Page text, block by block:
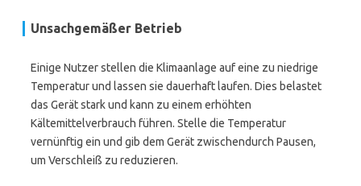
Unsachgemäßer Betrieb
Einige Nutzer stellen die Klimaanlage auf eine zu niedrige
Temperatur und lassen sie dauerhaft laufen. Dies belastet
das Gerät stark und kann zu einem erhöhten
Kältemittelverbrauch führen. Stelle die Temperatur
vernünftig ein und gib dem Gerät zwischendurch Pausen,
um Verschleiß zu reduzieren.